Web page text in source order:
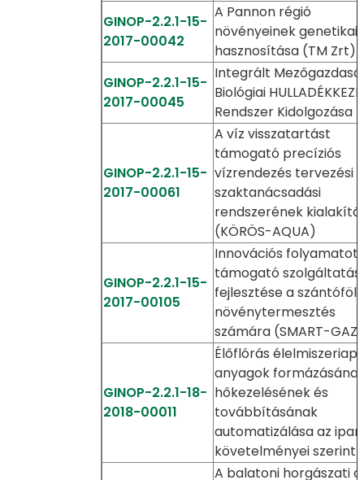
GINOP-2.2.1-15-
2017-00042
A Pannon régió
növényeinek genetikai
hasznosítása (TM Zrt)
GINOP-2.2.1-15-
2017-00045
Integrált
Biológiai
Rendszer Kidolgozása
GINOP-2.2.1-15-
2017-00061
A víz visszatartást
támogató precíziós
vízrendezés tervezési
szaktanácsadási
rendszerének
(KÖRÖS-AQUA)
GINOP-2.2.1-15-
2017-00105
Innovációs folyamatot
támogató
fejlesztése a
növénytermesztés
számára (SMART-
GINOP-2.2.1-18-
2018-00011
Élőflórás
anyagok
hőkezelésének és
továbbításának
automatizálása az ipar
követelményei szerint
A balatoni horgászati